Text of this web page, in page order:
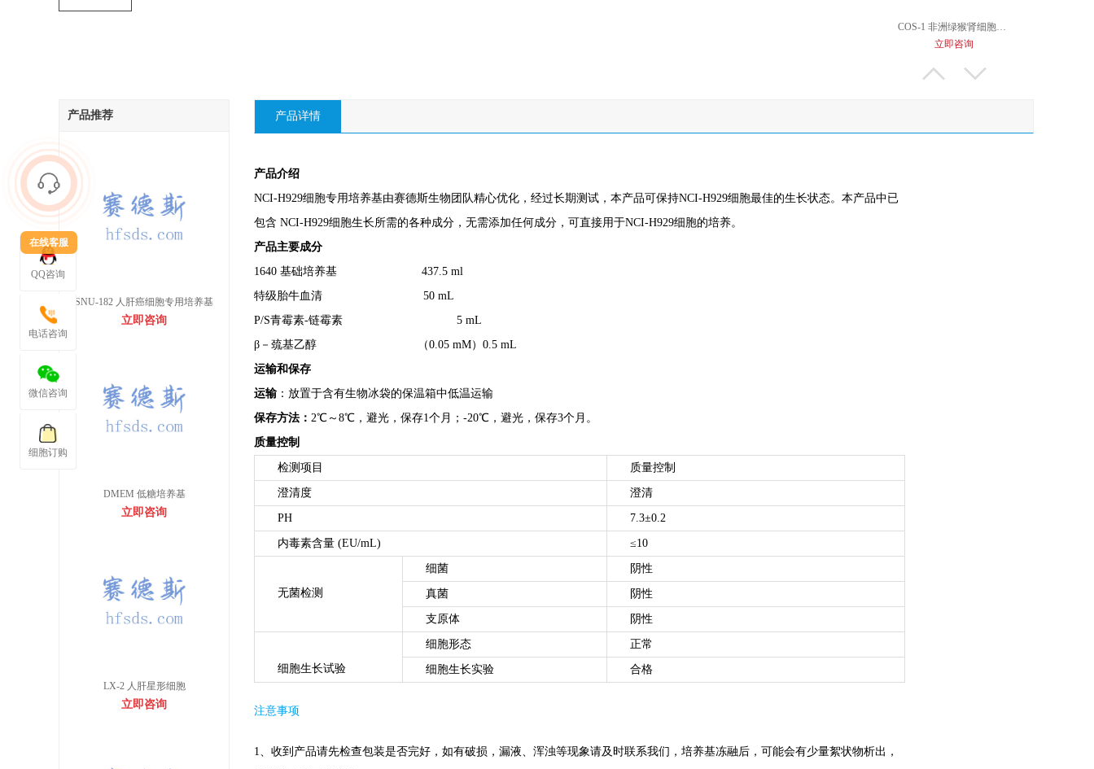
COS-1 非洲绿猴肾细胞专用培养基
立即咨询
产品推荐
SNU-182 人肝癌细胞专用培养基
立即咨询
DMEM 低糖培养基
立即咨询
LX-2 人肝星形细胞
立即咨询
产品详情
产品介绍
NCI-H929细胞专用培养基由赛德斯生物团队精心优化，经过长期测试，本产品可保持NCI-H929细胞最佳的生长状态。 本产品中已
包含 NCI-H929细胞生长所需的各种成分，无需添加任何成分，可直接用于NCI-H929细胞的培养。
产品主要成分
1640 基础培养基
437.5 ml
特级胎牛血清
50 mL
P/S青霉素-链霉素 5 mL
β－巯基乙醇
（0.05 mM）0.5 mL
运输和保存
运输 ：放置于含有生物冰袋的保温箱中低温运输
保存方法： 2℃～8℃，避光，保存1个月；-20℃，避光，保存3个月。
质量控制
检测项目 质量控制
澄清度 澄清
PH 7.3±0.2
内毒素含量 (EU/mL) ≤10
无菌检测
细菌 阴性
真菌 阴性
支原体 阴性
细胞生长试验
细胞形态 正常
细胞生长实验 合格
注意事项
1、收到产品请先检查包装是否完好，如有破损，漏液、浑浊等现象请及时联系我们，培养基冻融后，可能会有少量絮状物析出，
在线客服
QQ咨询
电话咨询
微信咨询
细胞订购